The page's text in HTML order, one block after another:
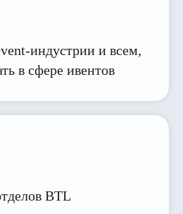
индустрии и всем,
в сфере ивентов
BTL